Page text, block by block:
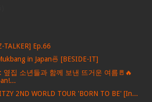
TALKER] Ep.66
in Japan🍜 [BESIDE-IT]
옆집 소년들과 함께 보낸 뜨거운 여름🚪🔥
2ND WORLD TOUR 'BORN TO BE' [In...